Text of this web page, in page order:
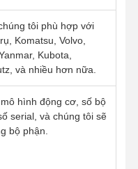
tôi phù hợp với
Komatsu, Volvo,
Kubota,
và nhiều hơn nữa.
hình động cơ, số bộ
serial, và chúng tôi sẽ
bộ phận.